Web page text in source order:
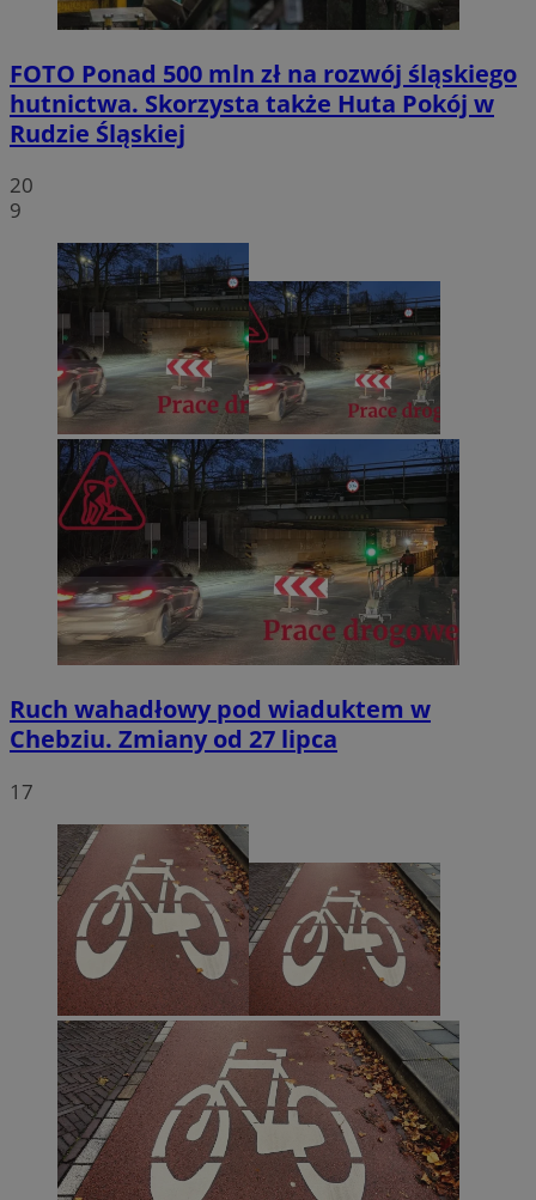
FOTO Ponad 500 mln zł na rozwój śląskiego
hutnictwa. Skorzysta także Huta Pokój w
Rudzie Śląskiej
20
9
Ruch wahadłowy pod wiaduktem w
Chebziu. Zmiany od 27 lipca
17